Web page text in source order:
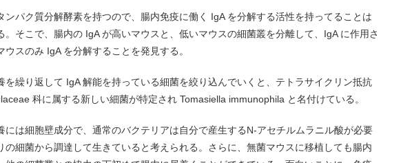
ンパク質分解酵素を持つので、腸内免疫に働く IgA を分解する活性を持ってることは
。そこで、腸内の IgA が高いマウスと、低いマウスの細菌叢を分離して、IgA に作用さ
ウスのみ IgA を分解することを発見する。
を繰り返して IgA 解能を持っている細菌を絞り込んでいくと、テトラサイクリン抵抗
科に属する新しい細菌が特定され Tomasiella immunophila と名付けている。
には細胞壁成分で、通常のバクテリアは自分で産生するN-アセチルムラニル酸が必要
の細菌から調達して生きていると考えられる。さらに、無菌マウスに移植しても腸内